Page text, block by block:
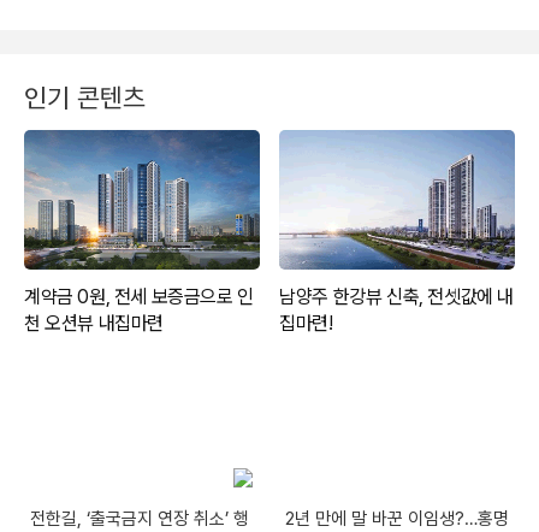
인기 콘텐츠
전한길, ‘출국금지 연장 취소’ 행
2년 만에 말 바꾼 이임생?…홍명